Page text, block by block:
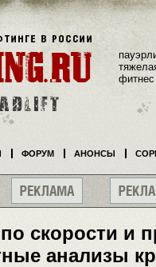
скорости и
анализы
фитнес
ФОРУМ АНОНСЫ